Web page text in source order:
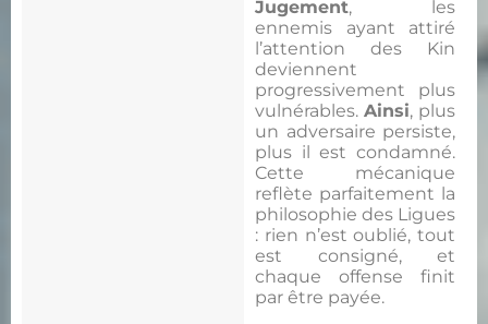
Jugement, les
ennemis ayant attiré
l’attention des Kin
deviennent
progressivement plus
vulnérables. Ainsi, plus
un adversaire persiste,
plus il est condamné.
Cette mécanique
reflète parfaitement la
philosophie des Ligues
: rien n’est oublié, tout
est consigné, et
chaque offense finit
par être payée.